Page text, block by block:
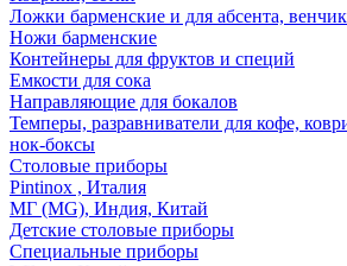
Ложки барменские и для абсента,
Ножи барменские
Контейнеры для фруктов и специй
Емкости для сока
Направляющие для бокалов
Темперы, разравниватели для кофе,
нок-боксы
Столовые приборы
Pintinox , Италия
МГ (MG), Индия, Китай
Детские столовые приборы
Специальные приборы